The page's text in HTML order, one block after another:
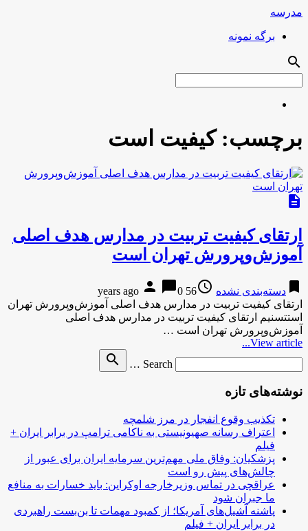
مدرسه
برگه نمونه
search
برچسب:کیفیت است
description
ارتقای کیفیت تربیت در مدارس هدف اصلی
آموزش‌وپرورش تهران است
bookmark دسته‌بندی نشده access_time
56 years ago
person chat_bubble0
ارتقای کیفیت تربیت در مدارس هدف اصلی آموزش‌وپرورش تهران
استتسنیم ارتقای کیفیت تربیت در مدارس هدف اصلی
آموزش‌وپرورش تهران است …
View article...
Search …
search
نوشته‌های تازه
تکذیب وقوع انفجار در مرز شلمچه
اعتراف رسانه صهیونیستی به ناکامی ترامپ در برابر ایران +
فیلم
پزشکیان: وفاق ملی مهم‌ترین سرمایه ایران برای عبور از
چالش‌های پیش رو است
عراقچی در تماس وزیرخارجه اوکراین: باید خسارات به منافع
ما جبران شود
پاشنه آشیل‌های آمریکا؛ از کمبود مهمات تا بن‌بست راهبردی
در برابر ایران + فیلم